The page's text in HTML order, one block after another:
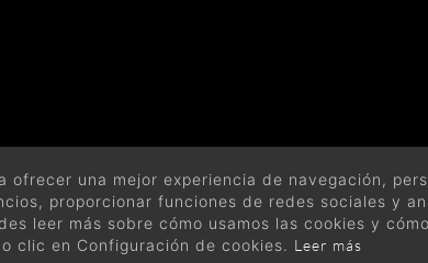
ofrecer una mejor experiencia de navegación,
proporcionar funciones de redes sociales y
leer más sobre cómo usamos las cookies y
clic en Configuración de cookies. Leer más